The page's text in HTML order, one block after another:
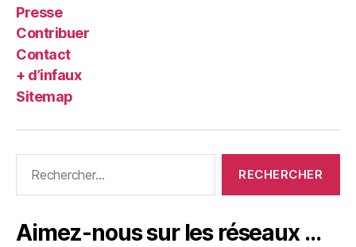
Presse
Contribuer
Contact
+ d’infaux
Sitemap
Aimez-nous sur les réseaux …